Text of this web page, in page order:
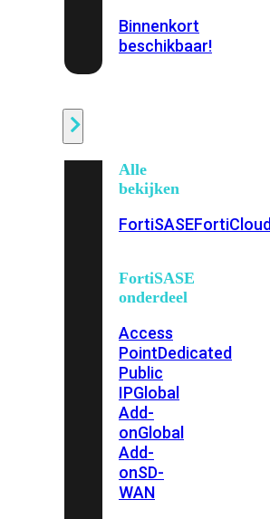
Binnenkort
beschikbaar!
Alle
bekijken
FortiSASEFortiCloud
FortiSASE
onderdeel
Access
PointDedicated
Public
IPGlobal
Add-
onGlobal
Add-
onSD-
WAN